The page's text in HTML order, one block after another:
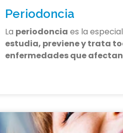
Periodoncia
La periodoncia es la
estudia, previene y trata
enfermedades que